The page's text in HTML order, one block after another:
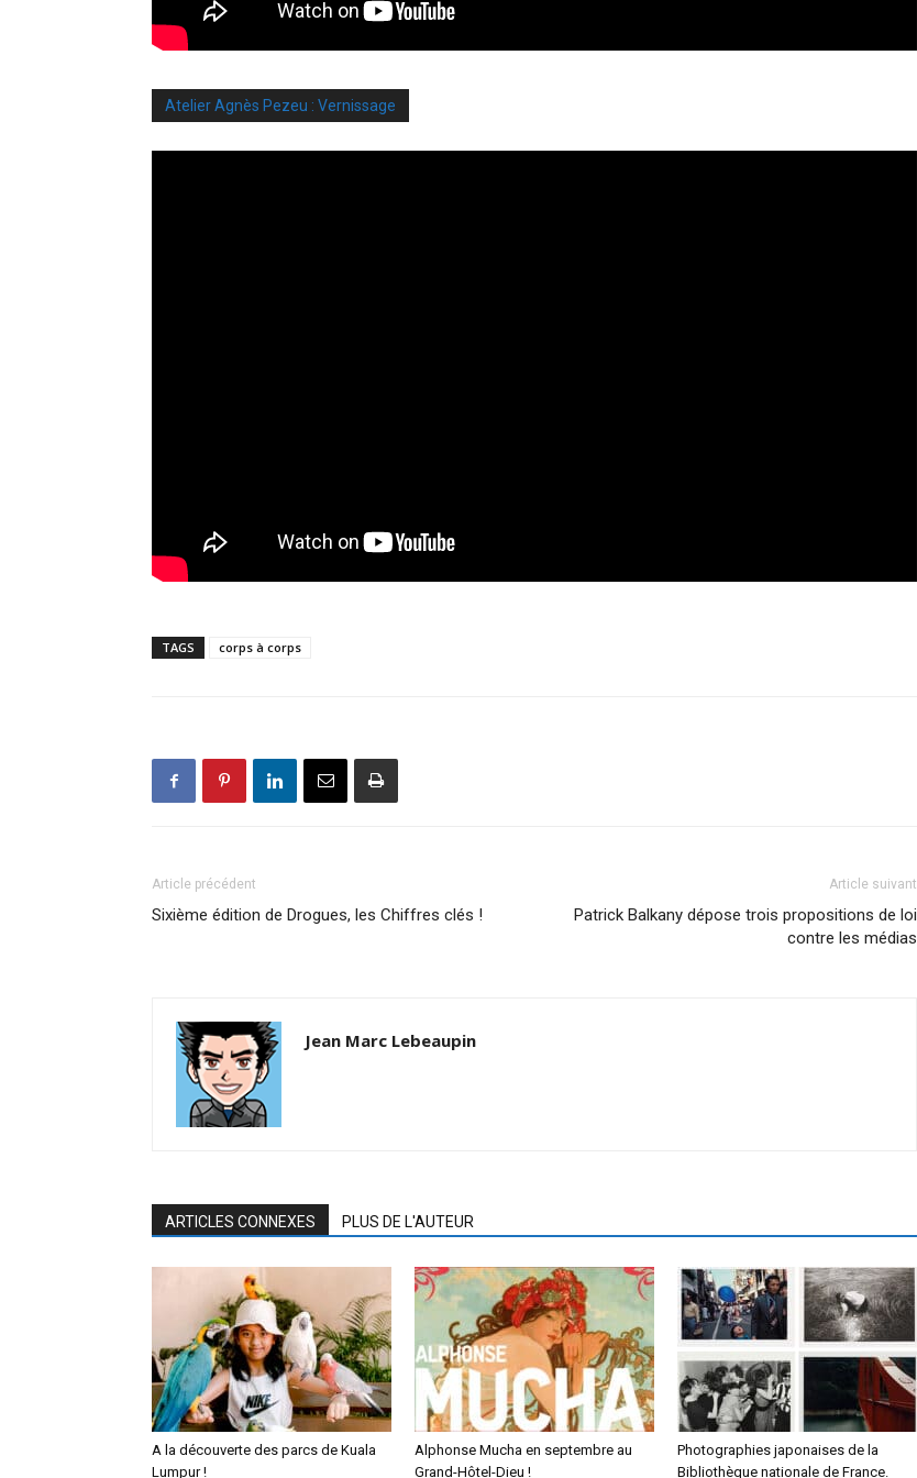
Atelier Agnès Pezeu : Vernissage
TAGS corps à corps
Article précédent
Sixième édition de Drogues, les Chiffres clés !
Article suivant
Patrick Balkany dépose trois propositions de loi
contre les médias
Jean Marc Lebeaupin
ARTICLES CONNEXES PLUS DE L'AUTEUR
A la découverte des parcs de Kuala
Lumpur !
Alphonse Mucha en septembre au
Grand-Hôtel-Dieu !
Photographies japonaises de la
Bibliothèque nationale de France.